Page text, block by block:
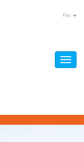
Pyc